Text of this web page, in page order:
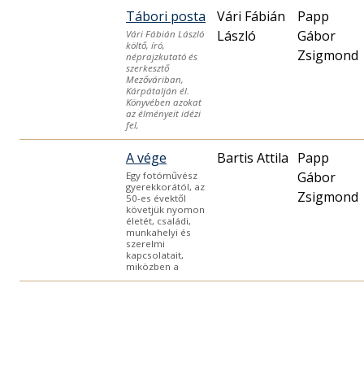
Tábori posta
Vári Fábián László
költő, író,
néprajzkutató és
szerkesztő
Mezőváriban,
Kárpátalján él.
Könyvében azokat
az élményeit idézi
fel,
Vári Fábián
László
Papp
Gábor
Zsigmond
A vége
Egy fotóművész
gyerekkorától, az
50-es évektől
követjük nyomon
életét, családi,
munkahelyi és
szerelmi
kapcsolatait,
miközben a
Bartis Attila Papp
Gábor
Zsigmond